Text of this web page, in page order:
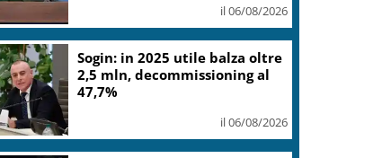
il 06/08/2026
Sogin: in 2025 utile balza oltre
2,5 mln, decommissioning al
47,7%
il 06/08/2026